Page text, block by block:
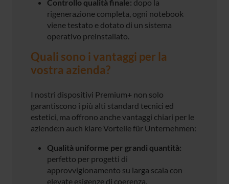
Controllo qualità finale: dopo la
rigenerazione completa, ogni notebook
viene testato e dotato di un sistema
operativo preinstallato.
Quali sono i vantaggi per la
vostra azienda?
I nostri dispositivi Premium+ non solo
garantiscono i più alti standard tecnici ed
estetici, ma offrono anche vantaggi chiari per le
aziende:n auch klare Vorteile für Unternehmen:
Qualità uniforme per grandi quantità:
perfetto per progetti di
approvvigionamento su larga scala con
elevate esigenze di coerenza.